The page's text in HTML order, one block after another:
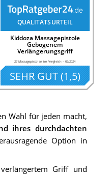
QUALITÄTSURTEIL
Kiddoza Massagepistole
Gebogenem
Verlängerungsgriff
27 Massagepistolen im Vergleich –02/2024
SEHR GUT(1,5)
Wahl für jeden macht,
ihres durchdachten
Option in
Griff und